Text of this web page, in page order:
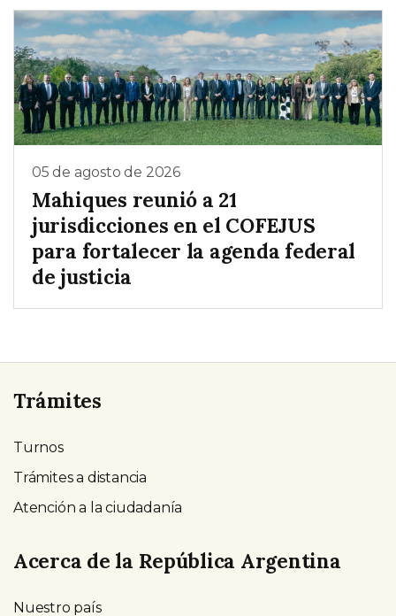
05 de agosto de 2026
Mahiques reunió a 21
jurisdicciones en el COFEJUS
para fortalecer la agenda federal
de justicia
Trámites
Turnos
Trámites a distancia
Atención a la ciudadanía
Acerca de la República Argentina
Nuestro país